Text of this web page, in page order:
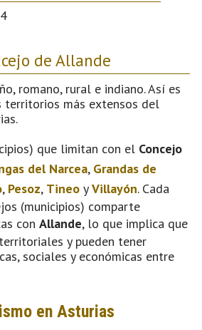
de Allande
romano, rural e indiano. Así es
territorios más extensos del
que limitan con el Concejo
del Narcea, Grandas de
, Pesoz, Tineo yVillayón. Cada
(municipios) comparte
con Allande, lo que implica que
y pueden tener
sociales y económicas entre